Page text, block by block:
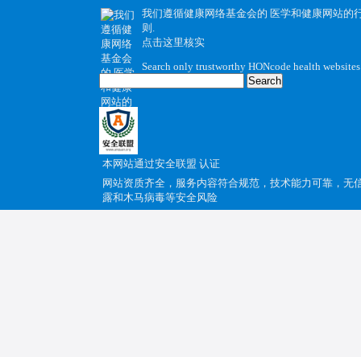
我们遵循健康网络基金会的 医学和健康网站的
则 .
点击这里核实
Search only trustworthy HONcode health
本网站通过安全联盟 认证
网站资质齐全，服务内容符合规范，技术能力可靠，无
露和木马病毒等安全风险